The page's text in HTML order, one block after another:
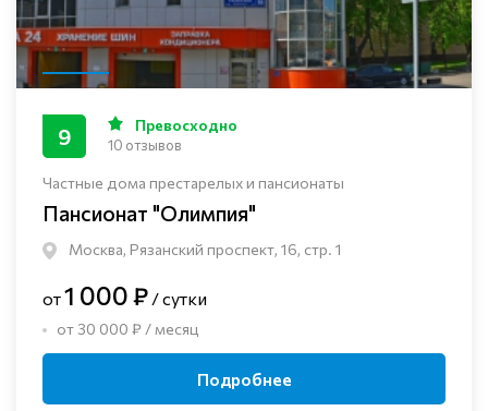
Частные дома престарелых и пансионаты
Пансионат "Олимпия"
Москва, Рязанский проспект, 16, стр. 1
9 Превосходно
10 отзывов
от1 000 ₽ / сутки
от 30 000 ₽ / месяц
Подробнее